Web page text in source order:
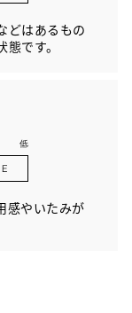
どはあるもの
です。
感やいたみが